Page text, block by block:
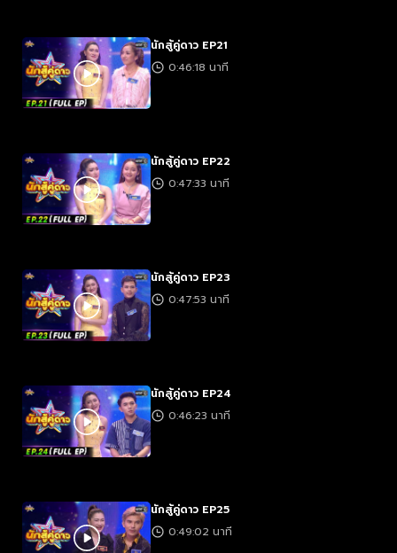
นักสู้คู่ดาว EP21
0:46:18 นาที
นักสู้คู่ดาว EP22
0:47:33 นาที
นักสู้คู่ดาว EP23
0:47:53 นาที
นักสู้คู่ดาว EP24
0:46:23 นาที
นักสู้คู่ดาว EP25
0:49:02 นาที